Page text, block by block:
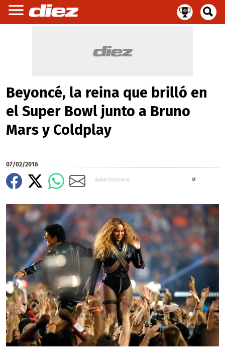
Beyoncé, la reina que brilló en
el Super Bowl junto a Bruno
Mars y Coldplay
07/02/2016
X